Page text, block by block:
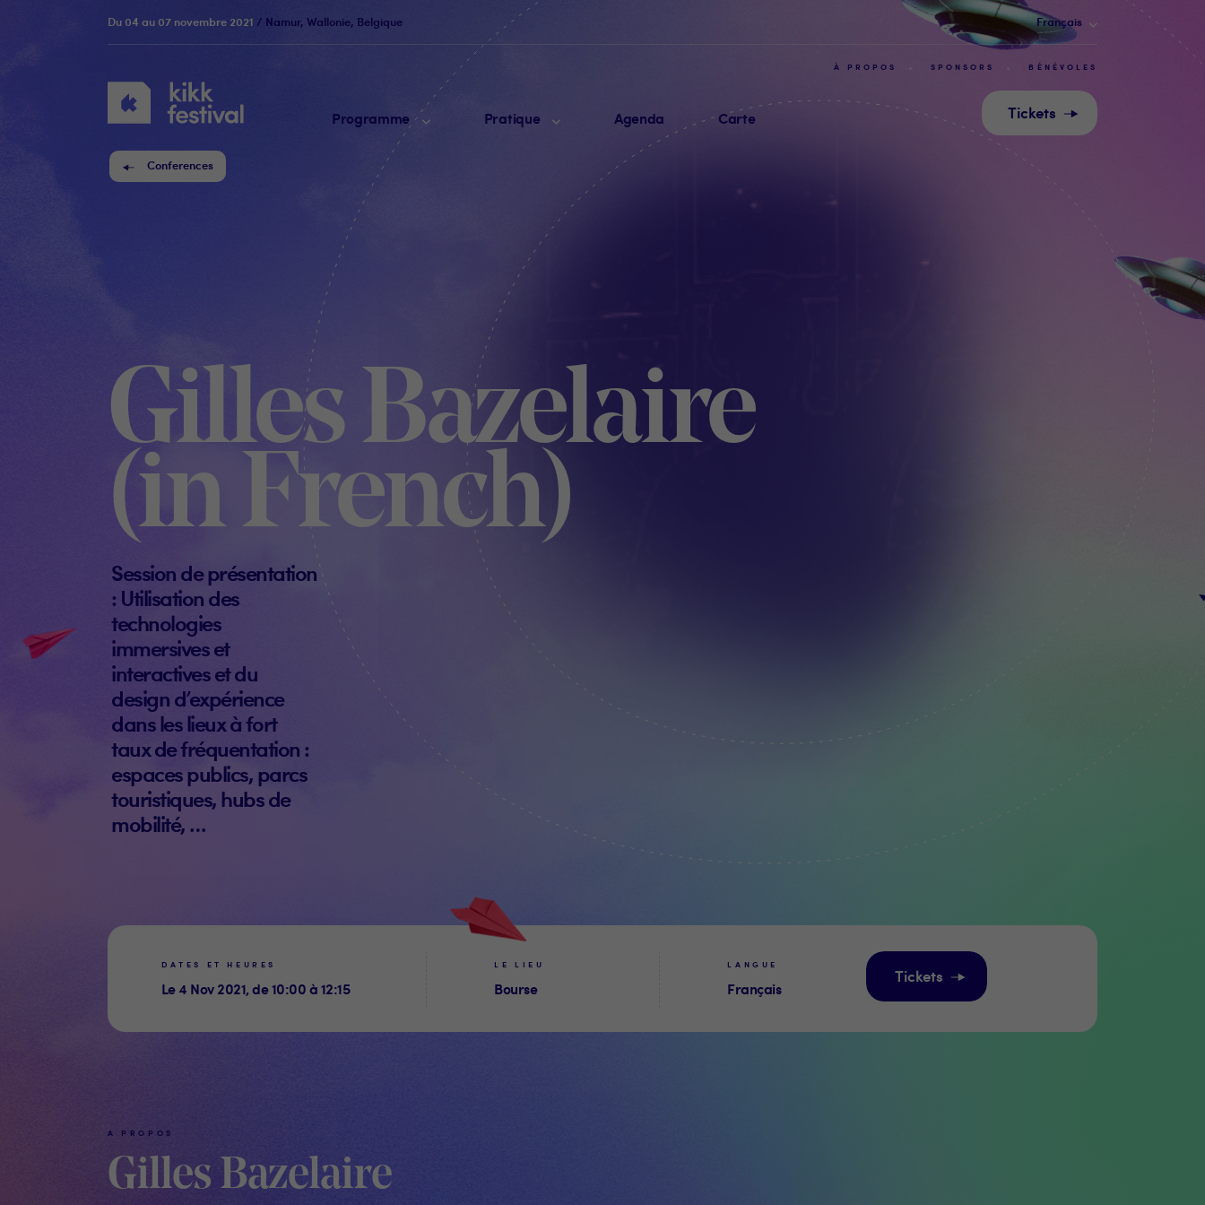
KIKK
Festival
Programme Pratique Agenda Carte Tickets
À PROPOS SPONSORS BÉNÉVOLES
Du 04 au 07 novembre 2021 / Namur, Wallonie, Belgique Français
Conferences
Gilles Bazelaire
(in French)
Session de présentation
: Utilisation des
technologies
immersives et
interactives et du
design d’expérience
dans les lieux à fort
taux de fréquentation :
espaces publics, parcs
touristiques, hubs de
mobilité, …
DATES ET HEURES
Le 4 Nov 2021, de 10:00 à 12:15
LE LIEU
Bourse
LANGUE
Français
Tickets
A PROPOS
Gilles Bazelaire